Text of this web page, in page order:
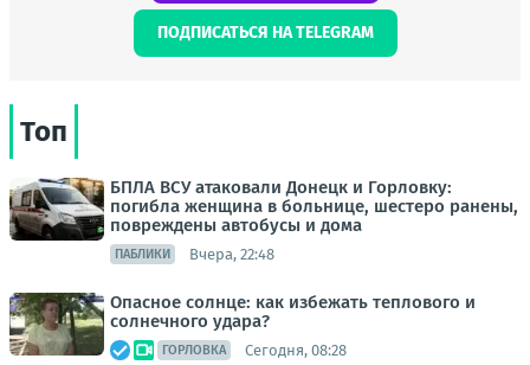
ПОДПИСАТЬСЯ НА TELEGRAM
Топ
БПЛА ВСУ атаковали Донецк и Горловку:
погибла женщина в больнице, шестеро ранены,
повреждены автобусы и дома
ПАБЛИКИ Вчера, 22:48
Опасное солнце: как избежать теплового и
солнечного удара?
ГОРЛОВКА Сегодня, 08:28